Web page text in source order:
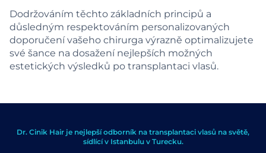
Dodržováním těchto základních principů a
důsledným respektováním personalizovaných
doporučení vašeho chirurga výrazně optimalizujete
své šance na dosažení nejlepších možných
estetických výsledků po transplantaci vlasů.
Dr. Cinik Hair je nejlepší odborník na transplantaci vlasů na světě,
sídlící v Istanbulu v Turecku.